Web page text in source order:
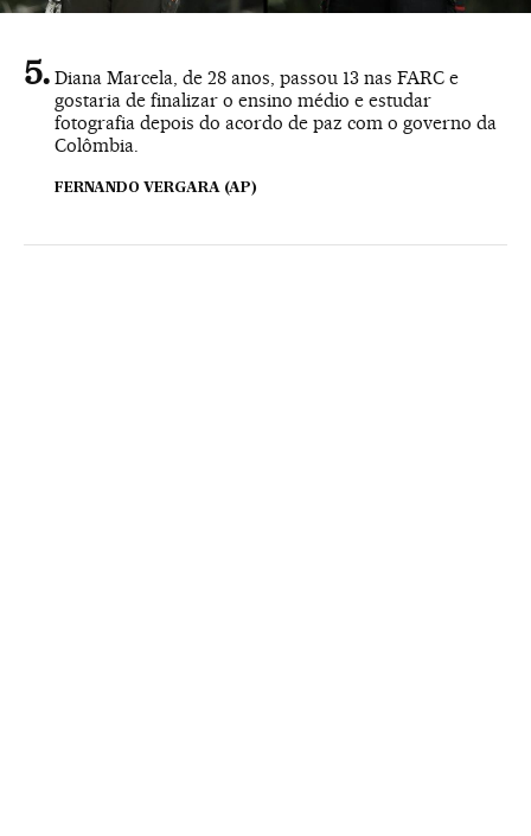
Diana Marcela, de 28 anos, passou 13 nas FARC e
gostaria de finalizar o ensino médio e estudar
fotografia depois do acordo de paz com o governo da
Colômbia.
FERNANDO VERGARA (AP)